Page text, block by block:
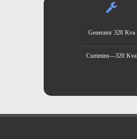
Generator 320 Kva
Cummins—320 Kva